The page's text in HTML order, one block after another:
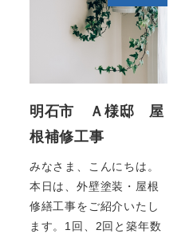
明石市 Ａ様邸 屋
根補修工事
みなさま、こんにちは。
本日は、外壁塗装・屋根
修繕工事をご紹介いたし
ます。1回、2回と築年数